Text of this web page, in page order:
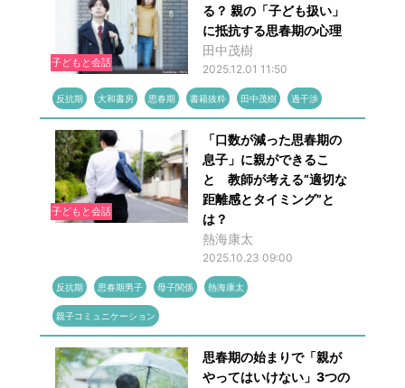
子どもと会話
る？ 親の「子ども扱い」
に抵抗する思春期の心理
田中茂樹
2025.12.01 11:50
反抗期 大和書房 思春期 書籍抜粋 田中茂樹 過干渉
子どもと会話
「口数が減った思春期の
息子」に親ができるこ
と 教師が考える”適切な
距離感とタイミング”と
は？
熱海康太
2025.10.23 09:00
反抗期 思春期男子 母子関係 熱海康太
親子コミュニケーション
思春期の始まりで「親が
やってはいけない」3つの